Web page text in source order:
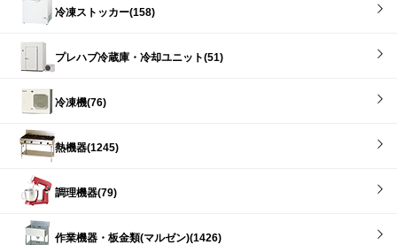
冷凍ストッカー(158)
プレハブ冷蔵庫・冷却ユニット(51)
冷凍機(76)
熱機器(1245)
調理機器(79)
作業機器・板金類(マルゼン)(1426)